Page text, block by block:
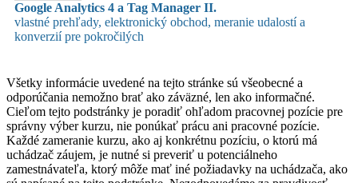
Google Analytics 4 a Tag Manager II.
vlastné prehľady, elektronický obchod, meranie udalostí a
konverzií pre pokročilých
Všetky informácie uvedené na tejto stránke sú všeobecné a
odporúčania nemožno brať ako záväzné, len ako informačné.
Cieľom tejto podstránky je poradiť ohľadom pracovnej pozície pre
správny výber kurzu, nie ponúkať prácu ani pracovné pozície.
Každé zameranie kurzu, ako aj konkrétnu pozíciu, o ktorú má
uchádzač záujem, je nutné si preveriť u potenciálneho
zamestnávateľa, ktorý môže mať iné požiadavky na uchádzača, ako